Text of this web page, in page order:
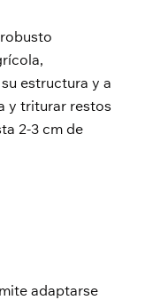
estructura y a
y triturar restos
2-3 cm de
adaptarse